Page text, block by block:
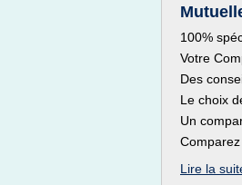
100%
Votre
Des
Le choix
Un
Lire la